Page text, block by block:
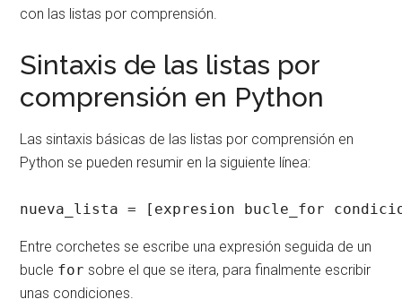
con las listas por comprensión.
Sintaxis de las listas por
comprensión en Python
Las sintaxis básicas de las listas por comprensión en
Python se pueden resumir en la siguiente línea:
nueva_lista = [expresion bucle_for
Entre corchetes se escribe una expresión seguida de un
bucle for sobre el que se itera, para finalmente escribir
unas condiciones.